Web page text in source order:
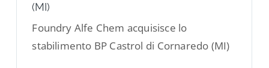
(MI)
Foundry Alfe Chem acquisisce lo
stabilimento BP Castrol di Cornaredo (MI)